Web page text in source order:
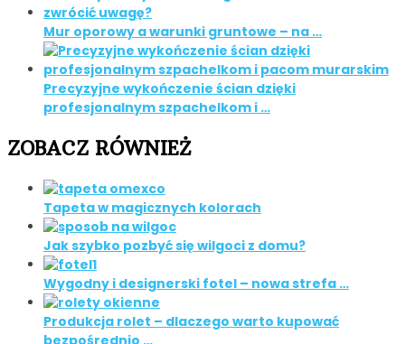
Mur oporowy a warunki gruntowe – na …
Precyzyjne wykończenie ścian dzięki
profesjonalnym szpachelkom i …
ZOBACZ RÓWNIEŻ
Tapeta w magicznych kolorach
Jak szybko pozbyć się wilgoci z domu?
Wygodny i designerski fotel – nowa strefa …
Produkcja rolet – dlaczego warto kupować